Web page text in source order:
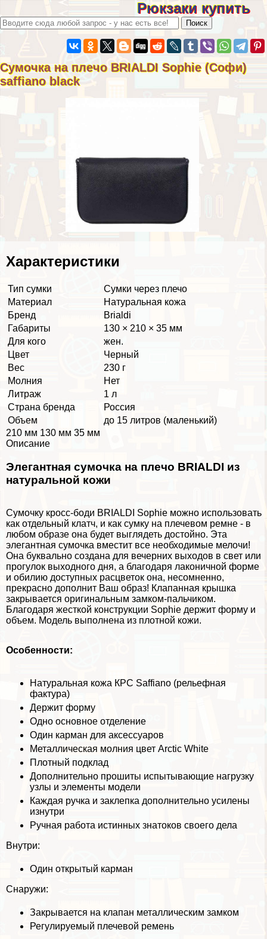
Рюкзаки купить
Сумочка на плечо BRIALDI Sophie (Софи)
saffiano black
Хаpaктеристики
Тип сумки
Сумки через плечо
Материал
Натуральная кожа
Бренд
Brialdi
Габариты
130 × 210 × 35 мм
Для кого
жен.
Цвет
Черный
Вес
230 г
Молния
Нет
Литраж
1 л
Страна бренда
Россия
Объем
до 15 литров (маленький)
210 мм 130 мм 35 мм
Описание
Элегантная сумочка на плечо BRIALDI из
натуральной кожи
Сумочку кросс-боди BRIALDI Sophie можно использовать
как отдельный клатч, и как сумку на плечевом ремне - в
любом образе она будет выглядеть достойно. Эта
элегантная сумочка вместит все необходимые мелочи!
Она буквально создана для вечерних выходов в свет или
прогулок выходного дня, а благодаря лаконичной форме
и обилию доступных расцветок она, несомненно,
прекрасно дополнит Ваш образ! Клапанная крышка
закрывается оригинальным замком-пальчиком.
Благодаря жесткой конструкции Sophie держит форму и
объем. Модель выполнена из плотной кожи.
Особенности:
Натуральная кожа КРС Saffiano (рельефная
фактура)
Держит форму
Одно основное отделение
Один карман для аксессуаров
Металлическая молния цвет Arctic White
Плотный подклад
Дополнительно прошиты испытывающие нагрузку
узлы и элементы модели
Каждая ручка и заклепка дополнительно усилены
изнутри
Ручная работа истинных знатоков своего дела
Внутри:
Один открытый карман
Снаружи:
Закрывается на клапан металлическим замком
Регулируемый плечевой ремень